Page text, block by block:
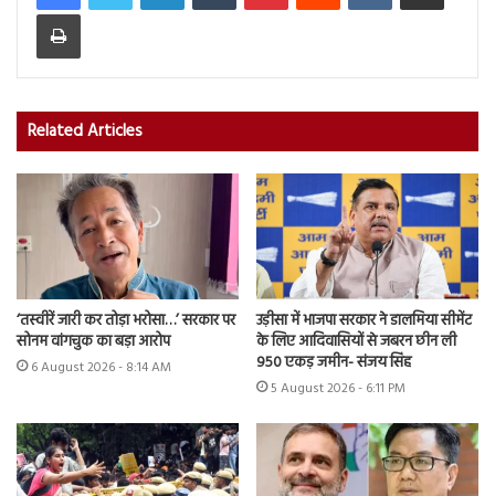
Print
Related Articles
‘तस्वीरें जारी कर तोड़ा भरोसा…’ सरकार पर
सोनम वांगचुक का बड़ा आरोप
6 August 2026 - 8:14 AM
उड़ीसा में भाजपा सरकार ने डालमिया सीमेंट
के लिए आदिवासियों से जबरन छीन ली
950 एकड़ जमीन- संजय सिंह
5 August 2026 - 6:11 PM